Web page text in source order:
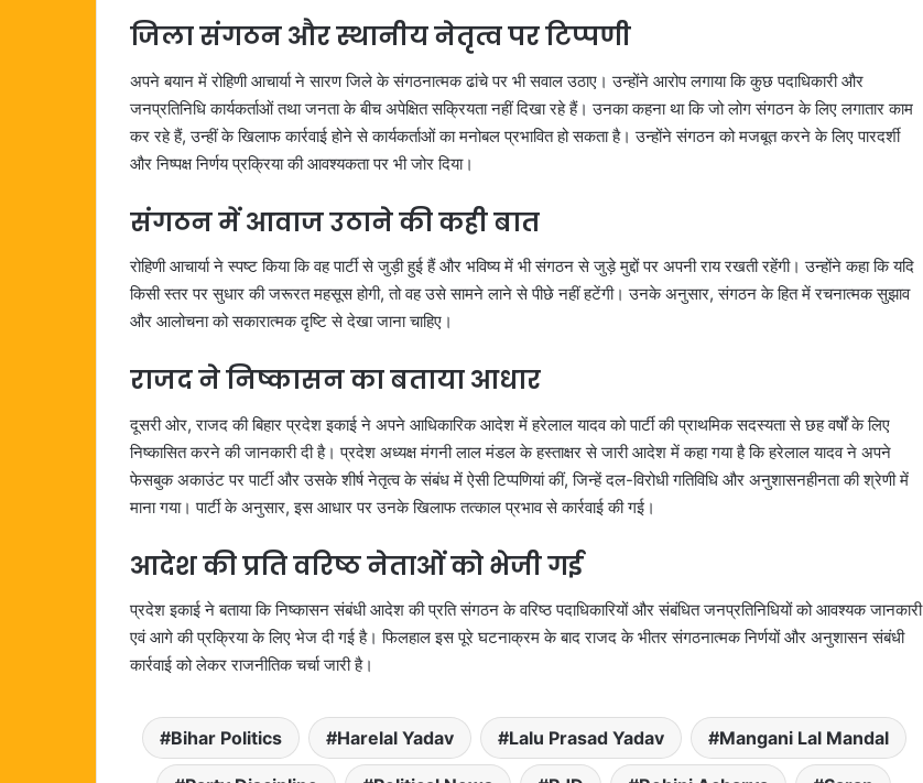
जिला संगठन और स्थानीय नेतृत्व पर टिप्पणी
अपने बयान में रोहिणी आचार्या ने सारण जिले के संगठनात्मक ढांचे पर भी सवाल उठाए। उन्होंने आरोप लगाया कि कुछ पदाधिकारी और
जनप्रतिनिधि कार्यकर्ताओं तथा जनता के बीच अपेक्षित सक्रियता नहीं दिखा रहे हैं। उनका कहना था कि जो लोग संगठन के लिए लगातार काम
कर रहे हैं, उन्हीं के खिलाफ कार्रवाई होने से कार्यकर्ताओं का मनोबल प्रभावित हो सकता है। उन्होंने संगठन को मजबूत करने के लिए पारदर्शी
और निष्पक्ष निर्णय प्रक्रिया की आवश्यकता पर भी जोर दिया।
संगठन में आवाज उठाने की कही बात
रोहिणी आचार्या ने स्पष्ट किया कि वह पार्टी से जुड़ी हुई हैं और भविष्य में भी संगठन से जुड़े मुद्दों पर अपनी राय रखती रहेंगी। उन्होंने कहा कि यदि
किसी स्तर पर सुधार की जरूरत महसूस होगी, तो वह उसे सामने लाने से पीछे नहीं हटेंगी। उनके अनुसार, संगठन के हित में रचनात्मक सुझाव
और आलोचना को सकारात्मक दृष्टि से देखा जाना चाहिए।
राजद ने निष्कासन का बताया आधार
दूसरी ओर, राजद की बिहार प्रदेश इकाई ने अपने आधिकारिक आदेश में हरेलाल यादव को पार्टी की प्राथमिक सदस्यता से छह वर्षों के लिए
निष्कासित करने की जानकारी दी है। प्रदेश अध्यक्ष मंगनी लाल मंडल के हस्ताक्षर से जारी आदेश में कहा गया है कि हरेलाल यादव ने अपने
फेसबुक अकाउंट पर पार्टी और उसके शीर्ष नेतृत्व के संबंध में ऐसी टिप्पणियां कीं, जिन्हें दल-विरोधी गतिविधि और अनुशासनहीनता की श्रेणी में
माना गया। पार्टी के अनुसार, इस आधार पर उनके खिलाफ तत्काल प्रभाव से कार्रवाई की गई।
आदेश की प्रति वरिष्ठ नेताओं को भेजी गई
प्रदेश इकाई ने बताया कि निष्कासन संबंधी आदेश की प्रति संगठन के वरिष्ठ पदाधिकारियों और संबंधित जनप्रतिनिधियों को आवश्यक जानकारी
एवं आगे की प्रक्रिया के लिए भेज दी गई है। फिलहाल इस पूरे घटनाक्रम के बाद राजद के भीतर संगठनात्मक निर्णयों और अनुशासन संबंधी
कार्रवाई को लेकर राजनीतिक चर्चा जारी है।
Bihar Politics Harelal Yadav Lalu Prasad Yadav Mangani Lal Mandal